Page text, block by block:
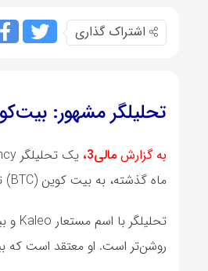
اشتراک گذاری
تحلیلگر مشهور: بیت‌کوین
به گزارش مالی3،
ماه گذشته، به بیت کوین (BTC) تمایل نشان داده است.
روشن‌تر است. او معتقد است که بیت‌کوین